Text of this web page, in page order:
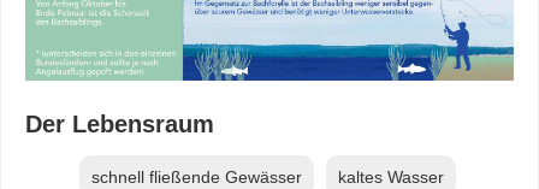
Der Lebensraum
schnell fließende Gewässer kaltes Wasser